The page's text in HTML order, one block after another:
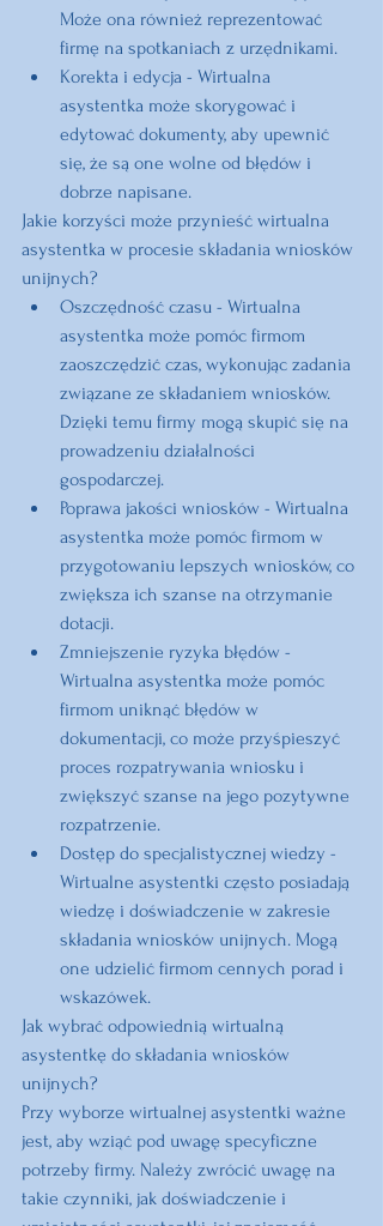
Może ona również reprezentować
firmę na spotkaniach z urzędnikami.
Korekta i edycja - Wirtualna
asystentka może skorygować i
edytować dokumenty, aby upewnić
się, że są one wolne od błędów i
dobrze napisane.
Jakie korzyści może przynieść wirtualna
asystentka w procesie składania wniosków
unijnych?
Oszczędność czasu - Wirtualna
asystentka może pomóc firmom
zaoszczędzić czas, wykonując zadania
związane ze składaniem wniosków.
Dzięki temu firmy mogą skupić się na
prowadzeniu działalności
gospodarczej.
Poprawa jakości wniosków - Wirtualna
asystentka może pomóc firmom w
przygotowaniu lepszych wniosków, co
zwiększa ich szanse na otrzymanie
dotacji.
Zmniejszenie ryzyka błędów -
Wirtualna asystentka może pomóc
firmom uniknąć błędów w
dokumentacji, co może przyśpieszyć
proces rozpatrywania wniosku i
zwiększyć szanse na jego pozytywne
rozpatrzenie.
Dostęp do specjalistycznej wiedzy -
Wirtualne asystentki często posiadają
wiedzę i doświadczenie w zakresie
składania wniosków unijnych. Mogą
one udzielić firmom cennych porad i
wskazówek.
Jak wybrać odpowiednią wirtualną
asystentkę do składania wniosków
unijnych?
Przy wyborze wirtualnej asystentki ważne
jest, aby wziąć pod uwagę specyficzne
potrzeby firmy. Należy zwrócić uwagę na
takie czynniki, jak doświadczenie i